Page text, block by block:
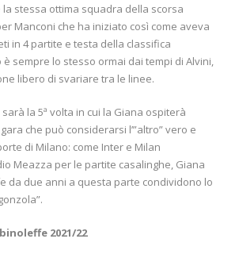
la stessa ottima squadra della scorsa
Manconi che ha iniziato così come aveva
in 4 partite e testa della classifica
è sempre lo stesso ormai dai tempi di Alvini,
libero di svariare tra le linee.
la 5ª volta in cui la Giana ospiterà
che può considerarsi l’”altro” vero e
di Milano: come Inter e Milan
Meazza per le partite casalinghe, Giana
da due anni a questa parte condividono lo
2021/22